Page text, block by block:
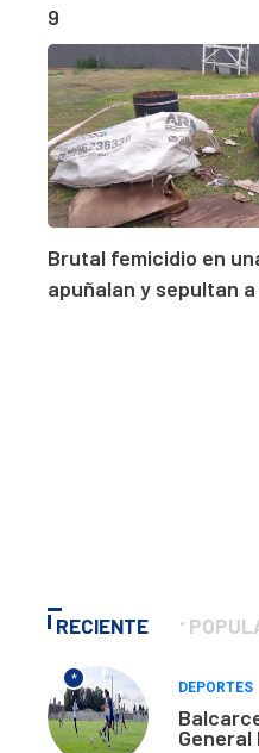
9
Brutal femicidio en
apuñalan y sepultan
RECIENTE
*
DEPORTES
General